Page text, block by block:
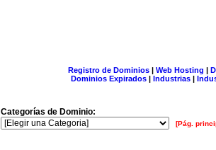
Registro de Dominios| Web Hosting |
Dominios Expirados | Industrias |
Categorías de Dominio:
[Pág.